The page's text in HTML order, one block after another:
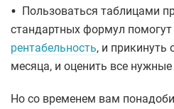
•
Пользоваться таблицами
стандартных формул помогут
рентабельность, и прикинуть
месяца, и оценить все нужные
Но со временем вам